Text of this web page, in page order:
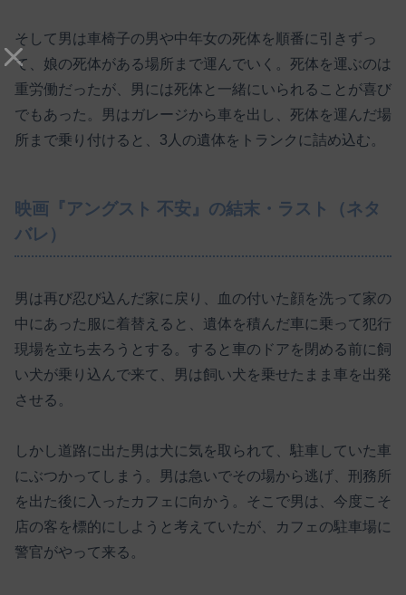
そして男は車椅子の男や中年女の死体を順番に引きずっ
て、娘の死体がある場所まで運んでいく。死体を運ぶのは
重労働だったが、男には死体と一緒にいられることが喜び
でもあった。男はガレージから車を出し、死体を運んだ場
所まで乗り付けると、3人の遺体をトランクに詰め込む。
映画『アングスト 不安』の結末・ラスト（ネタ
バレ）
男は再び忍び込んだ家に戻り、血の付いた顔を洗って家の
中にあった服に着替えると、遺体を積んだ車に乗って犯行
現場を立ち去ろうとする。すると車のドアを閉める前に飼
い犬が乗り込んで来て、男は飼い犬を乗せたまま車を出発
させる。
しかし道路に出た男は犬に気を取られて、駐車していた車
にぶつかってしまう。男は急いでその場から逃げ、刑務所
を出た後に入ったカフェに向かう。そこで男は、今度こそ
店の客を標的にしようと考えていたが、カフェの駐車場に
警官がやって来る。